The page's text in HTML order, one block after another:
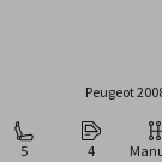
Peugeot
5 4